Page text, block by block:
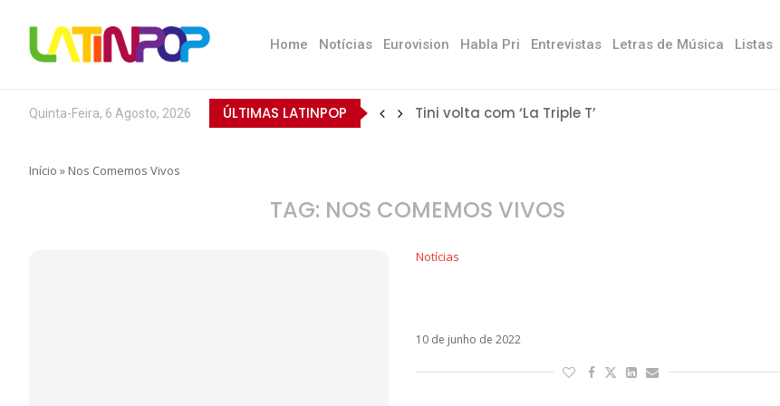
Home Notícias Eurovision Habla Pri Entrevistas Letras de Música Listas
Quinta-Feira, 6 Agosto, 2026 ÚLTIMAS LATINPOP Tini volta com ‘La Triple T’
Início » Nos Comemos Vivos
TAG: NOS COMEMOS VIVOS
Notícias
10 de junho de 2022